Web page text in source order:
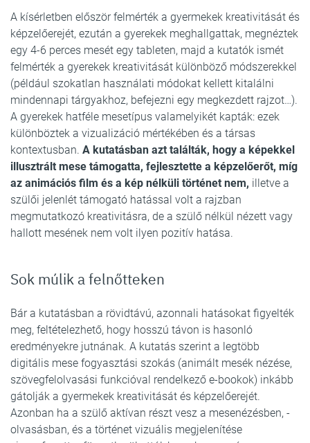
A kísérletben először felmérték a gyermekek kreativitását és
képzelőerejét, ezután a gyerekek meghallgattak, megnéztek
egy 4-6 perces mesét egy tableten, majd a kutatók ismét
felmérték a gyerekek kreativitását különböző módszerekkel
(például szokatlan használati módokat kellett kitalálni
mindennapi tárgyakhoz, befejezni egy megkezdett rajzot…).
A gyerekek hatféle mesetípus valamelyikét kapták: ezek
különböztek a vizualizáció mértékében és a társas
kontextusban. A kutatásban azt találták, hogy a képekkel
illusztrált mese támogatta, fejlesztette a képzelőerőt, míg
az animációs film és a kép nélküli történet nem, illetve a
szülői jelenlét támogató hatással volt a rajzban
megmutatkozó kreativitásra, de a szülő nélkül nézett vagy
hallott mesének nem volt ilyen pozitív hatása.
Sok múlik a felnőtteken
Bár a kutatásban a rövidtávú, azonnali hatásokat figyelték
meg, feltételezhető, hogy hosszú távon is hasonló
eredményekre jutnának. A kutatás szerint a legtöbb
digitális mese fogyasztási szokás (animált mesék nézése,
szövegfelolvasási funkcióval rendelkező e-bookok) inkább
gátolják a gyermekek kreativitását és képzelőerejét.
Azonban ha a szülő aktívan részt vesz a mesenézésben, -
olvasásban, és a történet vizuális megjelenítése